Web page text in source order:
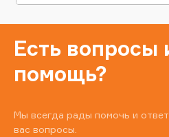
Есть вопросы
помощь?
Мы всегда рады помочь и
вас вопросы.